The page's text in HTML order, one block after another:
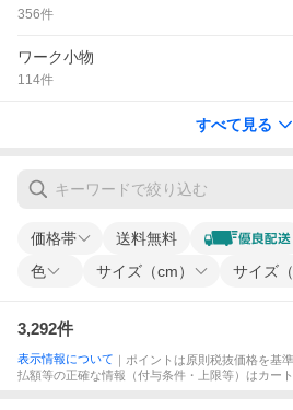
356件
ワーク小物
114件
すべて見る
価格帯 送料無料
色 サイズ（cm） サイズ
3,292件
表示情報について ｜ポイントは原則税抜価格を基
払額等の正確な情報（付与条件・上限等）はカー